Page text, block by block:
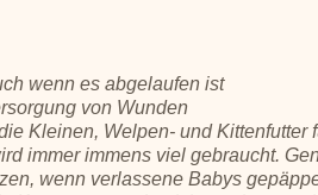
wenn es abgelaufen ist
von Wunden
Kleinen, Welpen- und Kittenfutter
immer immens viel gebraucht.
wenn verlassene Babys